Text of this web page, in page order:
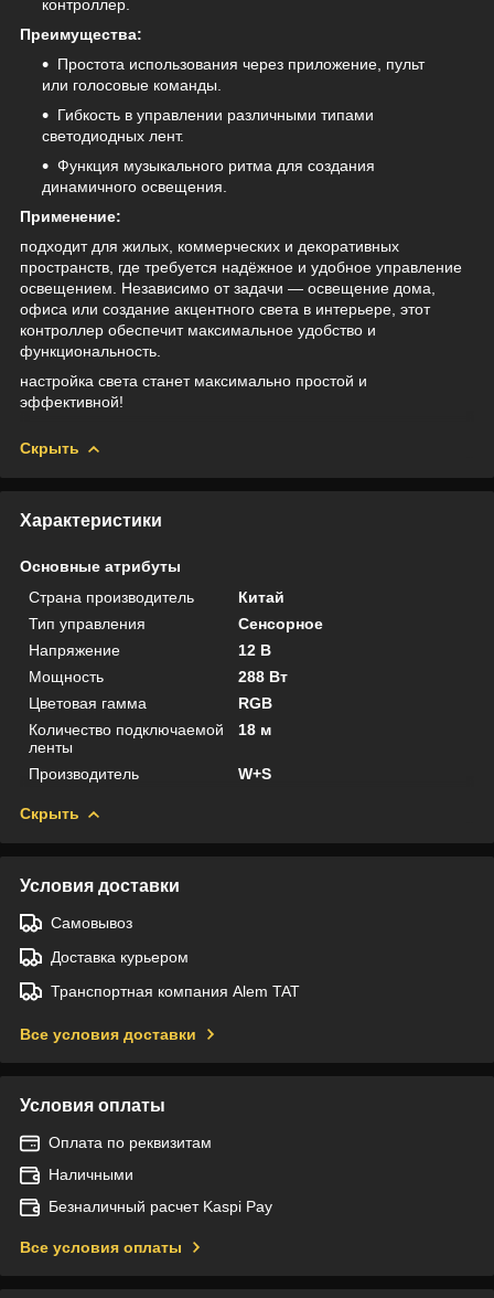
контроллер.
Преимущества:
Простота использования через приложение, пульт
или голосовые команды.
Гибкость в управлении различными типами
светодиодных лент.
Функция музыкального ритма для создания
динамичного освещения.
Применение:
подходит для жилых, коммерческих и декоративных
пространств, где требуется надёжное и удобное управление
освещением. Независимо от задачи — освещение дома,
офиса или создание акцентного света в интерьере, этот
контроллер обеспечит максимальное удобство и
функциональность.
настройка света станет максимально простой и
эффективной!
Скрыть
Характеристики
Основные атрибуты
Страна производитель
Китай
Тип управления
Сенсорное
Напряжение
12 В
Мощность
288 Вт
Цветовая гамма
RGB
Количество подключаемой
ленты
18 м
Производитель W+S
Скрыть
Условия доставки
Самовывоз
Доставка курьером
Транспортная компания Alem TAT
Все условия доставки
Условия оплаты
Оплата по реквизитам
Наличными
Безналичный расчет Kaspi Pay
Все условия оплаты